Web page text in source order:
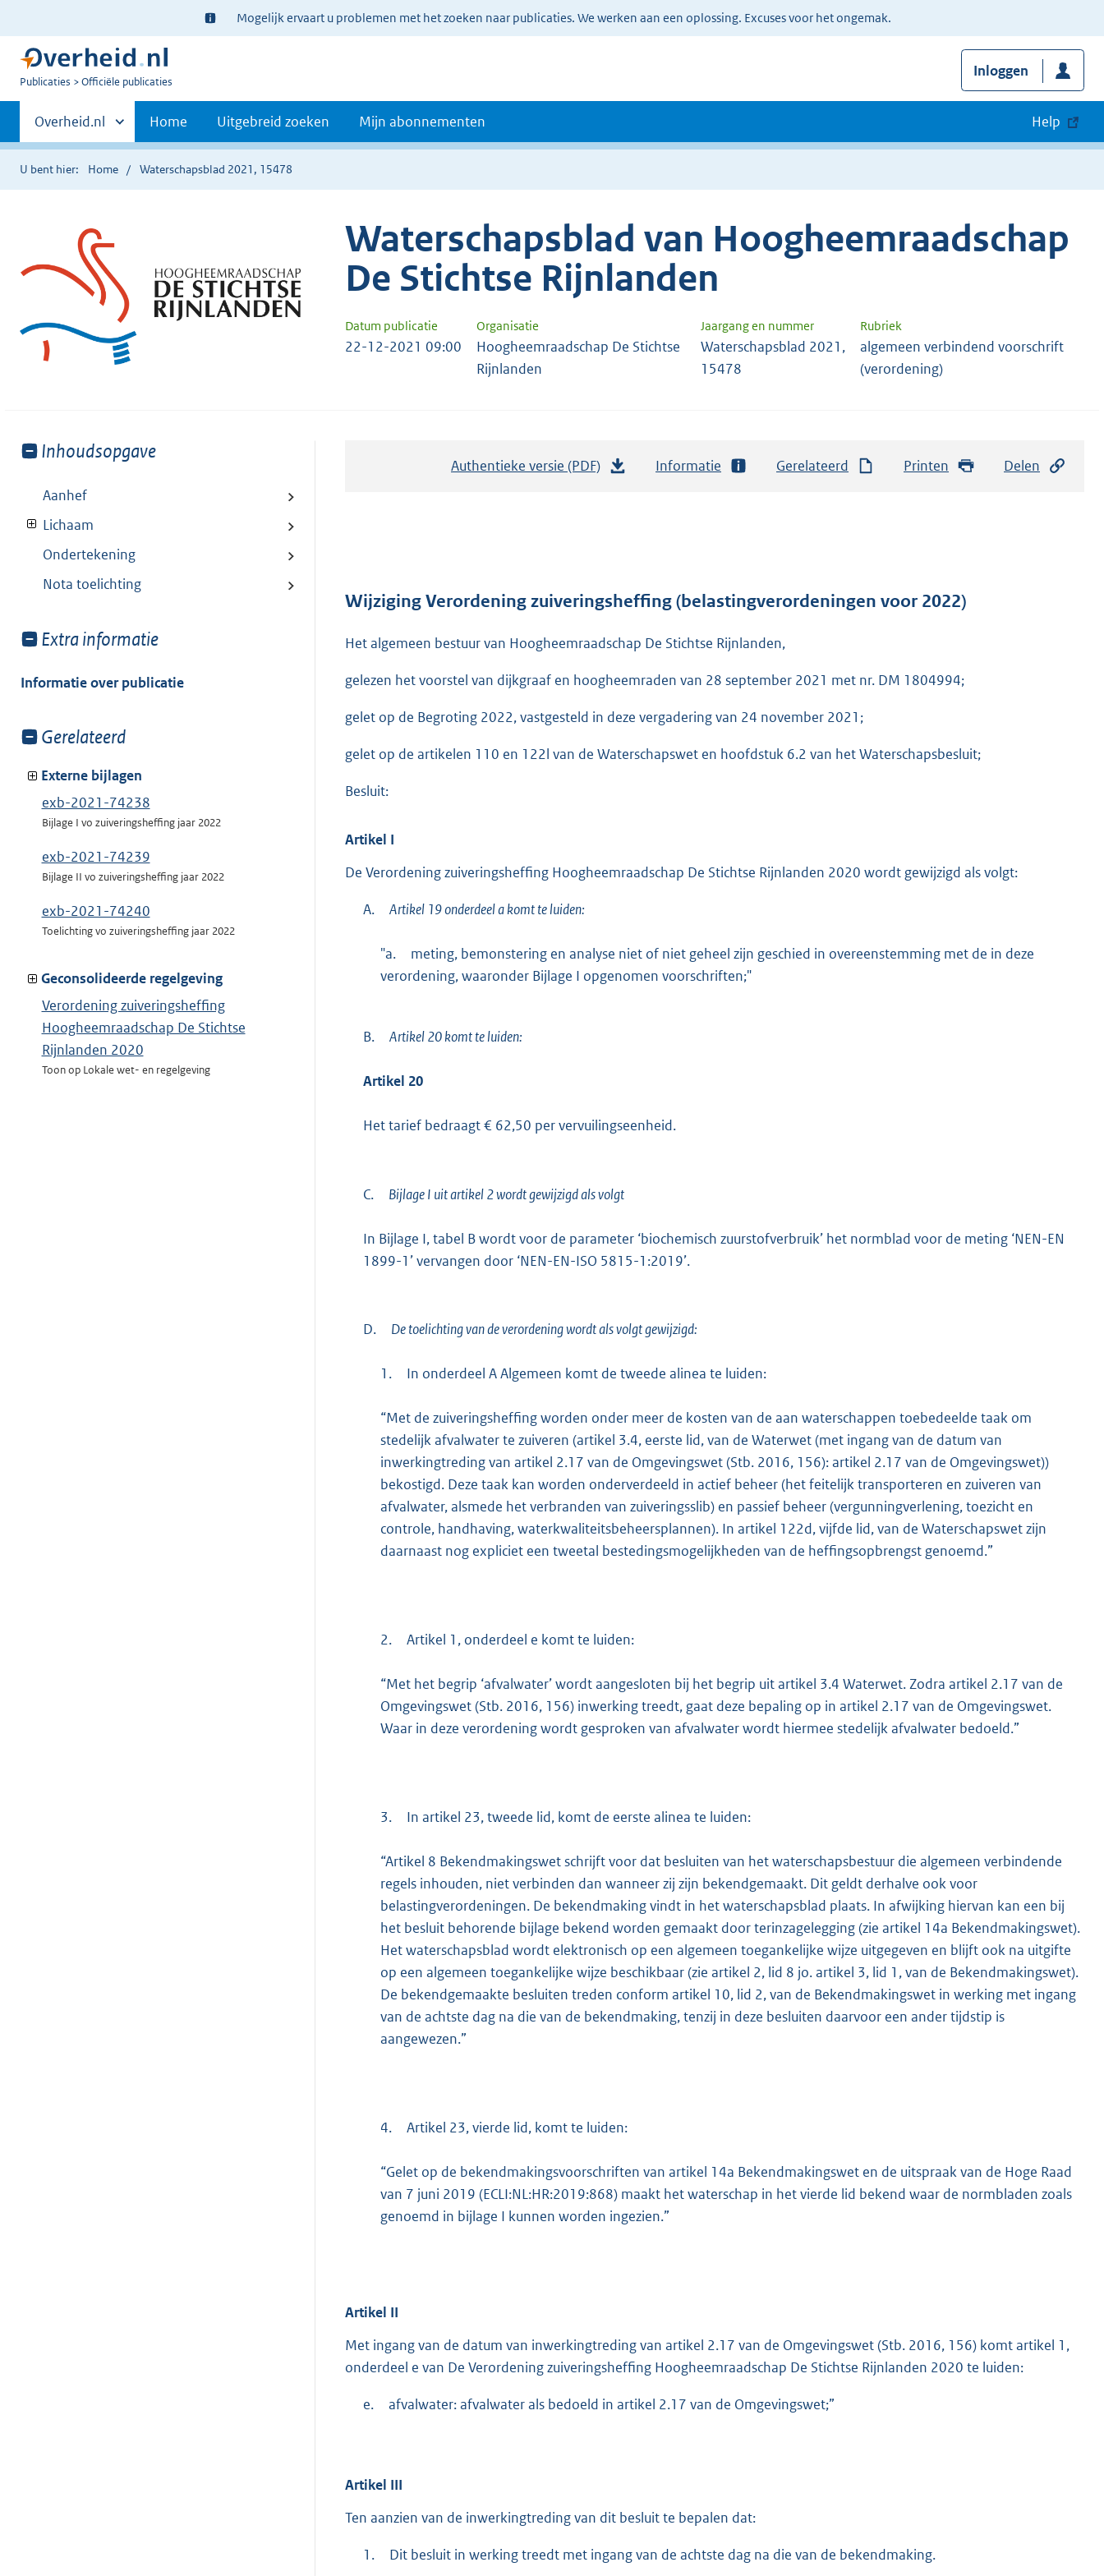
Ter
informatie:
Mogelijk ervaart u problemen met het zoeken naar publicaties. We werken aan een oplossing. Excuses voor het ongemak.
U
Publicaties Officiële publicaties
Inloggen
Primaire
navigatie
Andere
sites
binnen
Overheid.nl Home Uitgebreid zoeken Mijn abonnementen Help
U bent hier: Home Waterschapsblad 2021, 15478
Waterschapsblad van Hoogheemraadschap
De Stichtse Rijnlanden
Datum publicatie Organisatie Jaargang en nummer Rubriek
22-12-2021 09:00
Hoogheemraadschap De Stichtse
Rijnlanden
Waterschapsblad 2021,
15478
algemeen verbindend voorschrift
(verordening)
Toon
van:
Inhoudsopgave
Aanhef
Lichaam
Ondertekening
Nota toelichting
Toon
van:
Extra informatie
Informatie over publicatie
Toon
van:
Gerelateerd
Externe bijlagen
exb-2021-74238
Bijlage I vo zuiveringsheffing jaar 2022
exb-2021-74239
Bijlage II vo zuiveringsheffing jaar 2022
exb-2021-74240
Toelichting vo zuiveringsheffing jaar 2022
Geconsolideerde regelgeving
Verordening zuiveringsheffing
Hoogheemraadschap De Stichtse
Rijnlanden 2020
Toon op Lokale wet- en regelgeving
Authentieke versie (PDF)
d
g
o
t
Informatie Gerelateerd Printen Delen
Wijziging Verordening zuiveringsheffing (belastingverordeningen voor 2022)
Het algemeen bestuur van Hoogheemraadschap De Stichtse Rijnlanden,
gelezen het voorstel van dijkgraaf en hoogheemraden van 28 september 2021 met nr. DM 1804994;
gelet op de Begroting 2022, vastgesteld in deze vergadering van 24 november 2021;
gelet op de artikelen 110 en 122l van de Waterschapswet en hoofdstuk 6.2 van het Waterschapsbesluit;
Besluit:
Artikel I
De Verordening zuiveringsheffing Hoogheemraadschap De Stichtse Rijnlanden 2020 wordt gewijzigd als volgt:
A. Artikel 19 onderdeel a komt te luiden:
"a.
meting, bemonstering en analyse niet of niet geheel zijn geschied in overeenstemming met de in deze
verordening, waaronder Bijlage I opgenomen voorschriften;"
B. Artikel 20 komt te luiden:
Artikel 20
Het tarief bedraagt € 62,50 per vervuilingseenheid.
C. Bijlage I uit artikel 2 wordt gewijzigd als volgt
In Bijlage I, tabel B wordt voor de parameter ‘biochemisch zuurstofverbruik’ het normblad voor de meting ‘NEN-EN
1899-1’ vervangen door ‘NEN-EN-ISO 5815-1:2019’.
D. De toelichting van de verordening wordt als volgt gewijzigd:
1. In onderdeel A Algemeen komt de tweede alinea te luiden:
“Met de zuiveringsheffing worden onder meer de kosten van de aan waterschappen toebedeelde taak om
stedelijk afvalwater te zuiveren (artikel 3.4, eerste lid, van de Waterwet (met ingang van de datum van
inwerkingtreding van artikel 2.17 van de Omgevingswet (Stb. 2016, 156): artikel 2.17 van de Omgevingswet))
bekostigd. Deze taak kan worden onderverdeeld in actief beheer (het feitelijk transporteren en zuiveren van
afvalwater, alsmede het verbranden van zuiveringsslib) en passief beheer (vergunningverlening, toezicht en
controle, handhaving, waterkwaliteitsbeheersplannen). In artikel 122d, vijfde lid, van de Waterschapswet zijn
daarnaast nog expliciet een tweetal bestedingsmogelijkheden van de heffingsopbrengst genoemd.”
2. Artikel 1, onderdeel e komt te luiden:
“Met het begrip ‘afvalwater’ wordt aangesloten bij het begrip uit artikel 3.4 Waterwet. Zodra artikel 2.17 van de
Omgevingswet (Stb. 2016, 156) inwerking treedt, gaat deze bepaling op in artikel 2.17 van de Omgevingswet.
Waar in deze verordening wordt gesproken van afvalwater wordt hiermee stedelijk afvalwater bedoeld.”
3. In artikel 23, tweede lid, komt de eerste alinea te luiden:
“Artikel 8 Bekendmakingswet schrijft voor dat besluiten van het waterschapsbestuur die algemeen verbindende
regels inhouden, niet verbinden dan wanneer zij zijn bekendgemaakt. Dit geldt derhalve ook voor
belastingverordeningen. De bekendmaking vindt in het waterschapsblad plaats. In afwijking hiervan kan een bij
het besluit behorende bijlage bekend worden gemaakt door terinzagelegging (zie artikel 14a Bekendmakingswet).
Het waterschapsblad wordt elektronisch op een algemeen toegankelijke wijze uitgegeven en blijft ook na uitgifte
op een algemeen toegankelijke wijze beschikbaar (zie artikel 2, lid 8 jo. artikel 3, lid 1, van de Bekendmakingswet).
De bekendgemaakte besluiten treden conform artikel 10, lid 2, van de Bekendmakingswet in werking met ingang
van de achtste dag na die van de bekendmaking, tenzij in deze besluiten daarvoor een ander tijdstip is
aangewezen.”
4. Artikel 23, vierde lid, komt te luiden:
“Gelet op de bekendmakingsvoorschriften van artikel 14a Bekendmakingswet en de uitspraak van de Hoge Raad
van 7 juni 2019 (ECLI:NL:HR:2019:868) maakt het waterschap in het vierde lid bekend waar de normbladen zoals
genoemd in bijlage I kunnen worden ingezien.”
Artikel II
Met ingang van de datum van inwerkingtreding van artikel 2.17 van de Omgevingswet (Stb. 2016, 156) komt artikel 1,
onderdeel e van De Verordening zuiveringsheffing Hoogheemraadschap De Stichtse Rijnlanden 2020 te luiden:
e. afvalwater: afvalwater als bedoeld in artikel 2.17 van de Omgevingswet;”
Artikel III
Ten aanzien van de inwerkingtreding van dit besluit te bepalen dat:
1. Dit besluit in werking treedt met ingang van de achtste dag na die van de bekendmaking.